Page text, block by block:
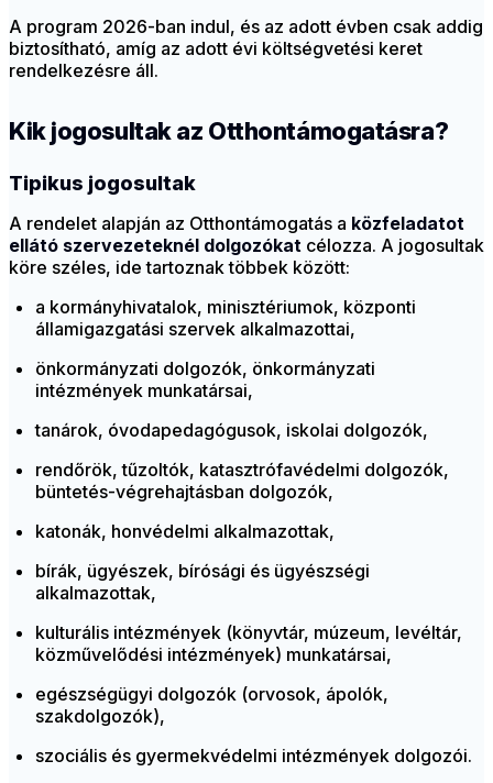
A program 2026-ban indul, és az adott évben csak addig
biztosítható, amíg az adott évi költségvetési keret
rendelkezésre áll.
Kik jogosultak az Otthontámogatásra?
Tipikus jogosultak
A rendelet alapján az Otthontámogatás a közfeladatot
ellátó szervezeteknél dolgozókat célozza. A jogosultak
köre széles, ide tartoznak többek között:
a kormányhivatalok, minisztériumok, központi
államigazgatási szervek alkalmazottai,
önkormányzati dolgozók, önkormányzati
intézmények munkatársai,
tanárok, óvodapedagógusok, iskolai dolgozók,
rendőrök, tűzoltók, katasztrófavédelmi dolgozók,
büntetés-végrehajtásban dolgozók,
katonák, honvédelmi alkalmazottak,
bírák, ügyészek, bírósági és ügyészségi
alkalmazottak,
kulturális intézmények (könyvtár, múzeum, levéltár,
közművelődési intézmények) munkatársai,
egészségügyi dolgozók (orvosok, ápolók,
szakdolgozók),
szociális és gyermekvédelmi intézmények dolgozói.